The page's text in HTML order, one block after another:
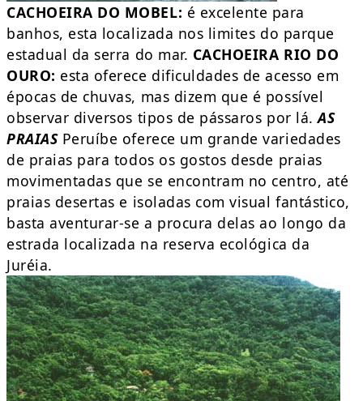
CACHOEIRA DO MOBEL: é excelente para
banhos, esta localizada nos limites do parque
estadual da serra do mar. CACHOEIRA RIO DO
OURO: esta oferece dificuldades de acesso em
épocas de chuvas, mas dizem que é possível
observar diversos tipos de pássaros por lá.AS
PRAIASPeruíbe oferece um grande variedades
de praias para todos os gostos desde praias
movimentadas que se encontram no centro, até
praias desertas e isoladas com visual fantástico,
basta aventurar-se a procura delas ao longo da
estrada localizada na reserva ecológica da
Juréia.